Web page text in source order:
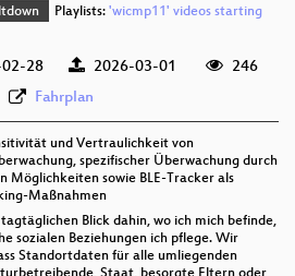
Playlists: 'wicmp11' videos starting
28 2026-03-01
246
Fahrplan
und Vertraulichkeit von
spezifischer Überwachung durch
Möglichkeiten sowie BLE-Tracker als
Maßnahmen
Blick dahin, wo ich mich befinde,
sozialen Beziehungen ich pflege. Wir
Standortdaten für alle umliegenden